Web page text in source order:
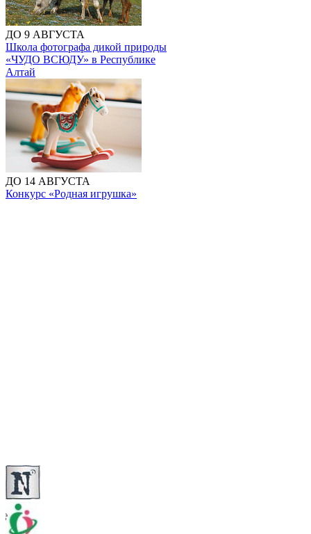
ДО 9 АВГУСТА
Школа фотографа дикой природы
«ЧУДО ВСЮДУ» в Республике
Алтай
ДО 14 АВГУСТА
Конкурс «Родная игрушка»